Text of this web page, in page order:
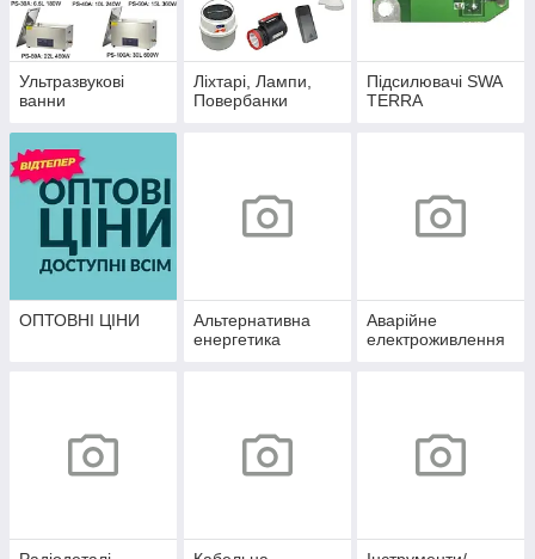
Ультразвукові
ванни
Ліхтарі, Лампи,
Повербанки
Підсилювачі SWA
TERRA
ОПТОВНІ ЦІНИ
Альтернативна
енергетика
Аварійне
електроживлення